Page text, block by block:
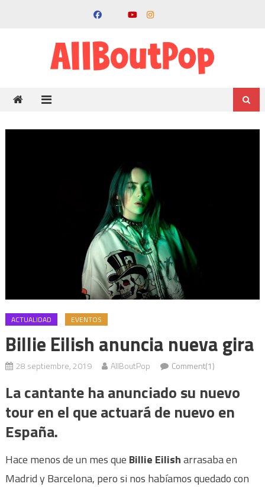
ACTUALIDAD EVENTOS
Billie Eilish anuncia nueva gira
28 septiembre, 2019 AllBoutPop Comment(1)
La cantante ha anunciado su nuevo
tour en el que actuará de nuevo en
España.
Hace menos de un mes que Billie Eilisharrasaba en
Madrid y Barcelona, pero si nos habíamos quedado con